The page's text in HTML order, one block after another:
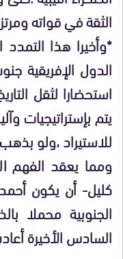
الثقة في قواته
*وأخيرا هذا
الدول الإفريقية
استحضارا لثقل
يتم بإستراتيجيات
للاستيراد ،ولو بذهب
ومما يعقد الفهم
كليل- أن يكون
الجنوبية محملا
السادس الأخيرة